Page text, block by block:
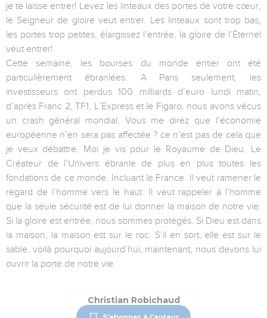
je te laisse entrer! Levez les linteaux des portes de votre cœur,
le Seigneur de gloire veut entrer. Les linteaux sont trop bas,
les portes trop petites, élargissez l’entrée, la gloire de l’Éternel
veut entrer!
Cette semaine, les bourses du monde entier ont été
particulièrement ébranlées. A Paris seulement, les
investisseurs ont perdus 100 milliards d’euro lundi matin,
d’après Franc 2, TF1, L’Express et le Figaro, nous avons vécus
un crash général mondial. Vous me direz que l’économie
européenne n’en sera pas affectée ? ce n’est pas de cela que
je veux débattre. Moi je vis pour le Royaume de Dieu. Le
Créateur de l’Univers ébranle de plus en plus toutes les
fondations de ce monde. Incluant le France. Il veut ramener le
regard de l’homme vers le haut. Il veut rappeler à l’homme
que la seule sécurité est de lui donner la maison de notre vie.
Si la gloire est entrée, nous sommes protégés. Si Dieu est dans
la maison, la maison est sur le roc. S’il en sort, elle est sur le
sable. voilà pourquoi aujourd’hui, maintenant, nous devons lui
ouvrir la porte de notre vie.
Christian Robichaud